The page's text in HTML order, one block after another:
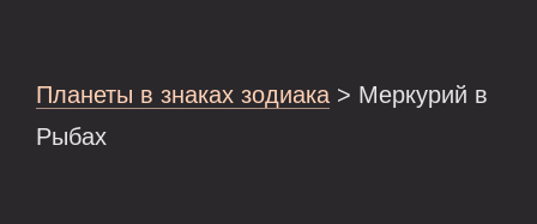
Планеты в знаках зодиака > Меркурий в
Рыбах